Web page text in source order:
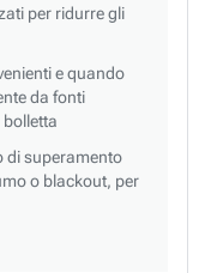
per ridurre gli
e quando
da fonti
di superamento
o blackout, per